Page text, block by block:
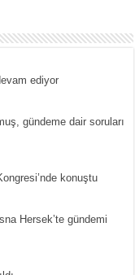
ediyor
gündeme dair soruları
konuştu
Hersek’te gündemi